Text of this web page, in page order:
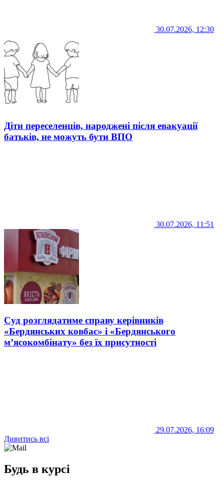
30.07.2026, 12:30
Діти переселенців, народжені після евакуації
батьків, не можуть бути ВПО
30.07.2026, 11:51
Суд розглядатиме справу керівників
«Бердянських ковбас» і «Бердянського
м’ясокомбінату» без їх присутності
29.07.2026, 16:09
Дивитись всі
Будь в курсі